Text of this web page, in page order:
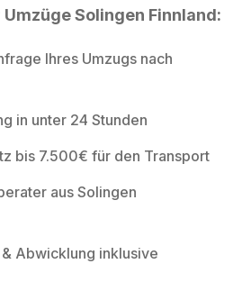
Solingen Finnland:
Ihres Umzugs nach
in unter 24 Stunden
bis 7.500€ für den Transport
aus Solingen
Abwicklung inklusive